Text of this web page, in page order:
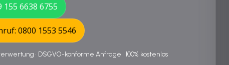
155 6638 6755
0800 1553 5546
• DSGVO-konforme Anfrage • 100% kostenlos